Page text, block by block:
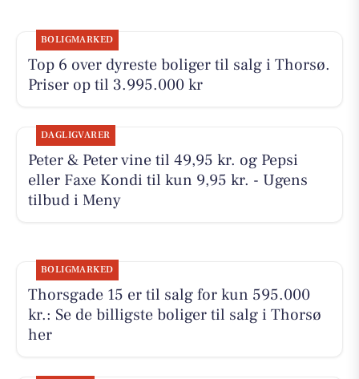
BOLIGMARKED
Top 6 over dyreste boliger til salg i Thorsø.
Priser op til 3.995.000 kr
DAGLIGVARER
Peter & Peter vine til 49,95 kr. og Pepsi
eller Faxe Kondi til kun 9,95 kr. - Ugens
tilbud i Meny
BOLIGMARKED
Thorsgade 15 er til salg for kun 595.000
kr.: Se de billigste boliger til salg i Thorsø
her